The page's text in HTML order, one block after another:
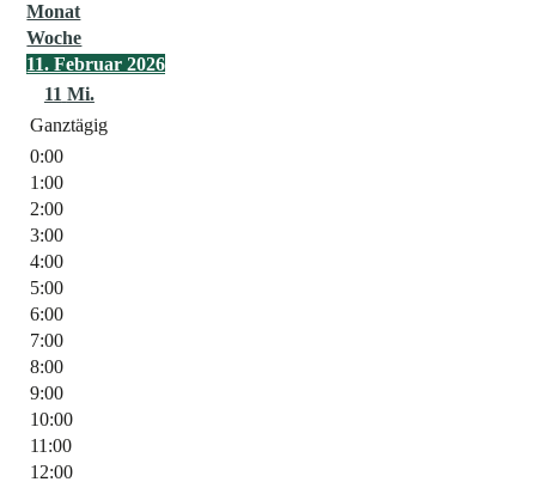
Monat
Woche
11. Februar 2026
11 Mi.
Ganztägig
0:00
1:00
2:00
3:00
4:00
5:00
6:00
7:00
8:00
9:00
10:00
11:00
12:00